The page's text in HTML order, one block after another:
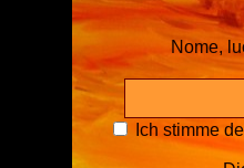
Nome,
Ich stimme